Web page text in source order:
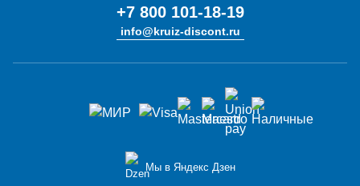
+7 800 101-18-19
info@kruiz-discont.ru
Мы в Яндекс Дзен